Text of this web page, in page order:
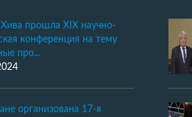
прошла XIX научно-
конференция на тему
про...
организована 17-я